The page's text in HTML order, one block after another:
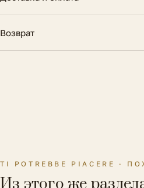
Бесплатно при заказе от 10
онлайн или при получении.
Возврат
TI POTREBBE PIACERE ·
Из этого же